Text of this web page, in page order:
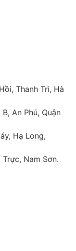
Thanh Trì, Hà
An Phú, Quận
Hạ Long,
Nam Sơn.